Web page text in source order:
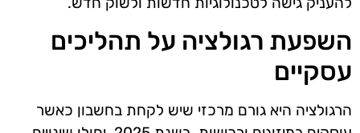
השפעת רגולציה על תהליכים
עסקיים
הרגולציה היא גורם מרכזי שיש לקחת בחשבון כאשר